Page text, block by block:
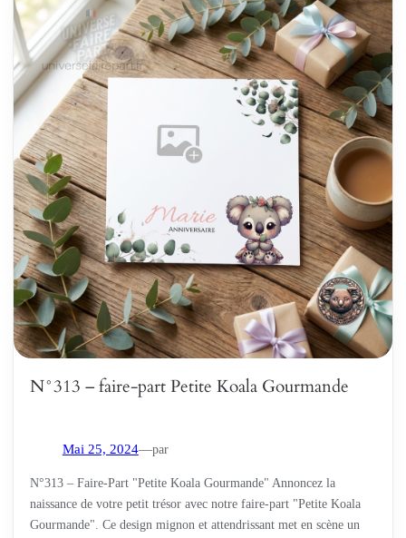
N°313 – faire-part Petite Koala Gourmande
Mai 25, 2024—par
N°313 – Faire-Part "Petite Koala Gourmande" Annoncez la
naissance de votre petit trésor avec notre faire-part "Petite Koala
Gourmande". Ce design mignon et attendrissant met en scène un